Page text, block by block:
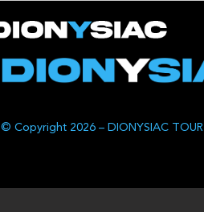
© Copyright 2026 – DIONYSIAC TOUR